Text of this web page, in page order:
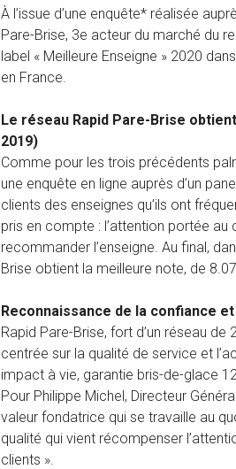
À l’issue d’une enquête* réalisée
Pare-Brise, 3e acteur du marché du
label « Meilleure Enseigne » 2020
en France.
Le réseau Rapid Pare-Brise
2019)
Comme pour les trois précédents
une enquête en ligne auprès d’un
clients des enseignes qu’ils ont
pris en compte : l’attention portée au
recommander l’enseigne. Au final,
Brise obtient la meilleure note, de
Reconnaissance de la confiance
Rapid Pare-Brise, fort d’un réseau
centrée sur la qualité de service et
impact à vie, garantie bris-de-glace
Pour Philippe Michel, Directeur
valeur fondatrice qui se travaille au
qualité qui vient récompenser
clients ».